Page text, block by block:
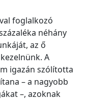
foglalkozó
néhány
az ő
A
igazán szólította
– a nagyobb
–, azoknak